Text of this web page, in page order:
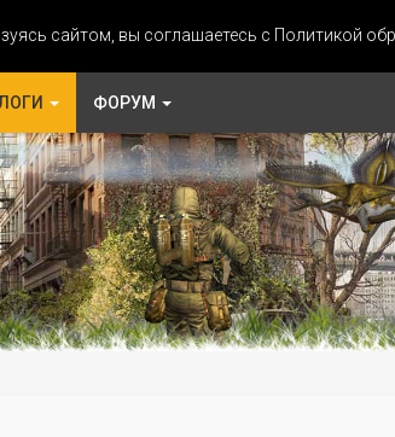
сайтом, вы соглашаетесь с Политикой
ФОРУМ